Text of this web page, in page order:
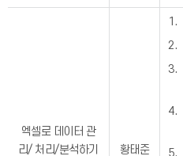
엑셀로 데이터 관
리/ 처리/분석하기
황태준